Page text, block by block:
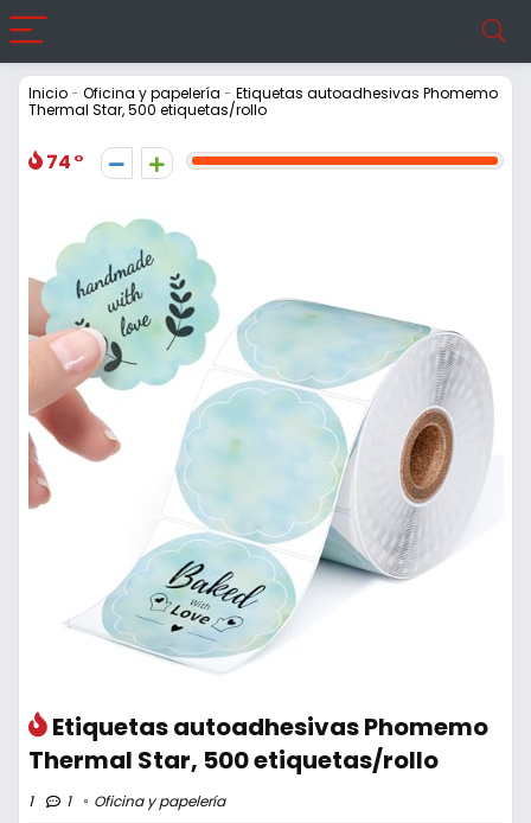
Inicio- Oficina y papelería - Etiquetas autoadhesivas Phomemo
Thermal Star, 500 etiquetas/rollo
74
Etiquetas autoadhesivas Phomemo
Thermal Star, 500 etiquetas/rollo
1 1 Oficina y papelería